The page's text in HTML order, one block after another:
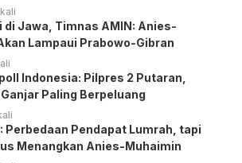
di Jawa, Timnas AMIN: Anies-
Lampaui Prabowo-Gibran
Indonesia: Pilpres 2 Putaran,
Paling Berpeluang
Perbedaan Pendapat Lumrah, tapi
Menangkan Anies-Muhaimin